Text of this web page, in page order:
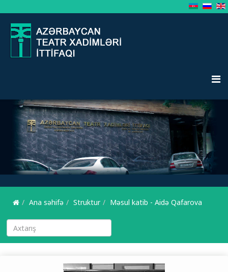
Ana səhifə Struktur Məsul katib - Aidə Qafarova